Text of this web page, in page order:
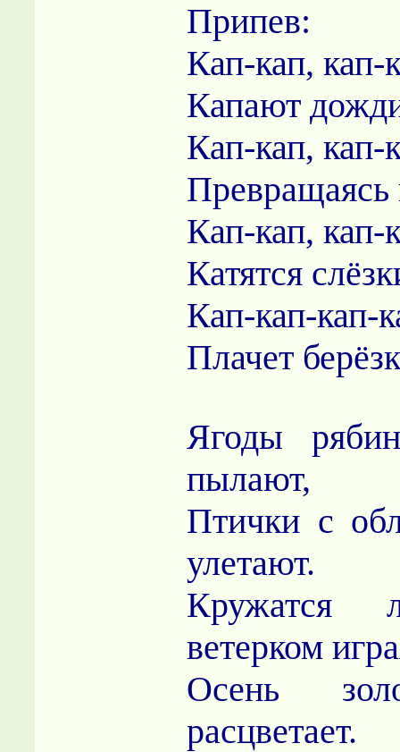
Припев:
Кап-кап, кап-
Капают
Кап-кап, кап-
Превращаясь
Кап-кап, кап-
Катятся
Кап-кап-кап-
Плачет
Ягоды
пылают,
Птички с
улетают.
Кружатся
ветерком
Осень
расцветает.